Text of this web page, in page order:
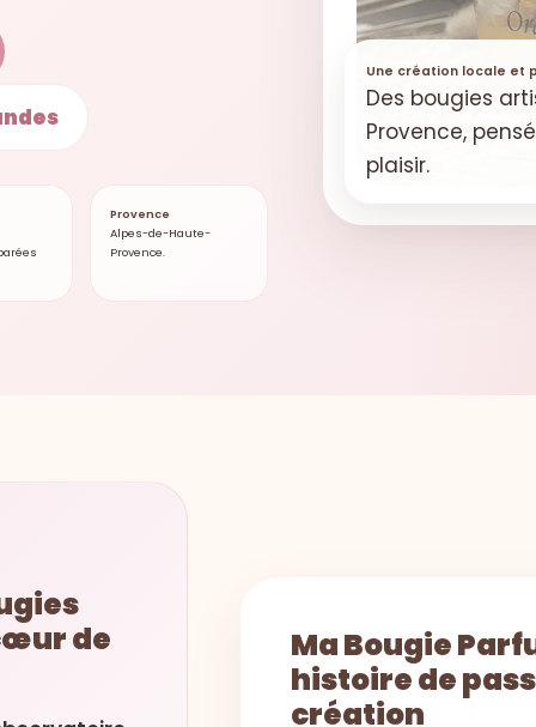
Provence
Alpes-de-Haute-
Provence.
Une création locale et
Des bougies
Provence,
plaisir.
de
Ma Bougie
histoire de
création